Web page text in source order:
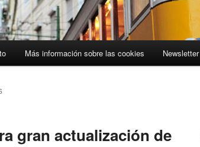
Más información sobre las cookies Newsletter
gran actualización de